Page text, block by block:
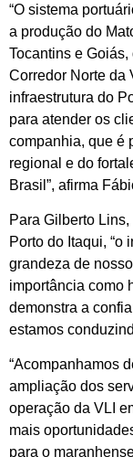
“O sistema
a produção do
Tocantins e
Corredor Norte da
infraestrutura do
para atender os
companhia, que é
regional e do
Brasil”, afirma
Para Gilberto
Porto do Itaqui, “o
grandeza de
importância como
demonstra a
estamos
“Acompanhamos
ampliação dos
operação da VLI
mais
para o